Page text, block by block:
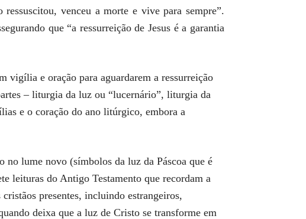
venceu a morte e vive para sempre”.
que “a ressurreição de Jesus é a garantia
vigília e oração para aguardarem a ressurreição
– liturgia da luz ou “lucernário”, liturgia da
e o coração do ano litúrgico, embora a
lume novo (símbolos da luz da Páscoa que é
leituras do Antigo Testamento que recordam a
presentes, incluindo estrangeiros,
deixa que a luz de Cristo se transforme em